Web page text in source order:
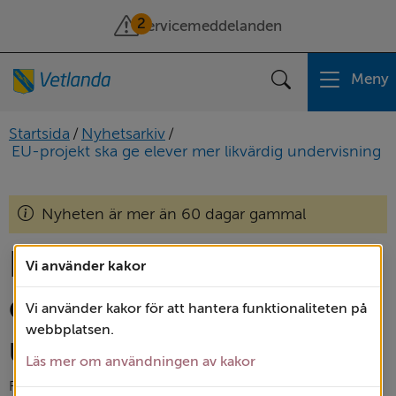
Vi använder kakor
Vi använder kakor för att hantera funktionaliteten på
webbplatsen.
Läs mer om användningen av kakor
2
Servicemeddelanden
Sök Meny
Startsida / Nyhetsarkiv /
EU-projekt ska ge elever mer likvärdig undervisning
Nyheten är mer än 60 dagar gammal
EU-projekt ska ge
elever mer likvärdig
undervisning
Förskola och skola